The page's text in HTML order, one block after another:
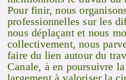
Pour finir, nous
professionnelles sur les
nous déplaçant et nous
collectivement, nous
faire du lien autour du
Canale, à en poursuivre